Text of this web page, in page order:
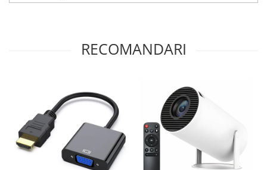
RECOMANDARI